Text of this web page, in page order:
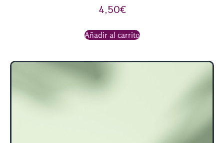
4,50€
Añadir al carrito